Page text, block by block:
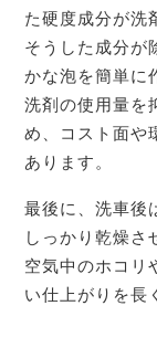
た硬度成分が洗
そうした成分が
かな泡を簡単に
洗剤の使用量を
め、コスト面や
あります。
最後に、洗車後
しっかり乾燥さ
空気中のホコリ
い仕上がりを長